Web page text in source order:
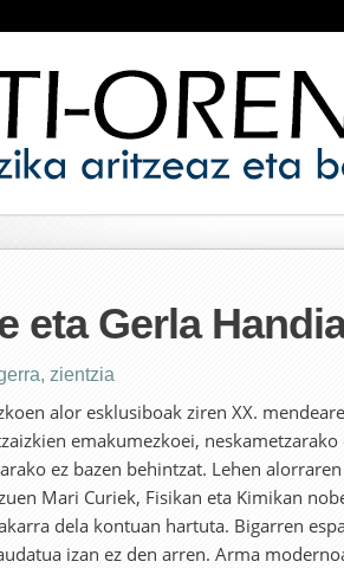
eta Gerla
, zientzia
alor esklusiboak ziren XX.
emakumezkoei, neskametzarako
ez bazen behintzat. Lehen
Mari Curiek, Fisikan eta Kimikan
dela kontuan hartuta. Bigarren
izan ez den arren. Arma